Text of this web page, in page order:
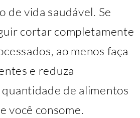
de vida saudável. Se
cortar completamente
ao menos faça
e reduza
de alimentos
você consome.